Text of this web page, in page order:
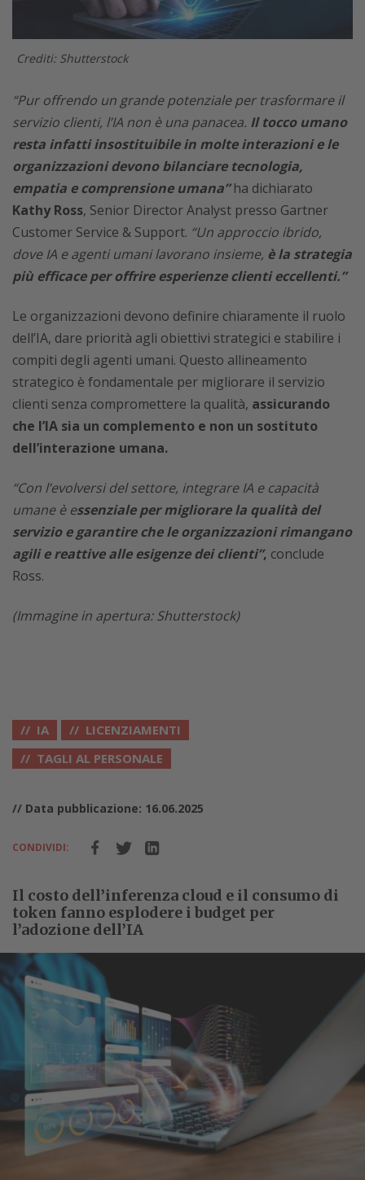
Crediti: Shutterstock
“Pur offrendo un grande potenziale per trasformare il
servizio clienti, l’IA non è una panacea. Il tocco umano
resta infatti insostituibile in molte interazioni e le
organizzazioni devono bilanciare tecnologia,
empatia e comprensione umana”ha dichiarato
Kathy Ross, Senior Director Analyst presso Gartner
Customer Service & Support. “Un approccio ibrido,
dove IA e agenti umani lavorano insieme, è la strategia
più efficace per offrire esperienze clienti eccellenti.”
Le organizzazioni devono definire chiaramente il ruolo
dell’IA, dare priorità agli obiettivi strategici e stabilire i
compiti degli agenti umani. Questo allineamento
strategico è fondamentale per migliorare il servizio
clienti senza compromettere la qualità, assicurando
che l’IA sia un complemento e non un sostituto
dell’interazione umana.
“Con l’evolversi del settore, integrare IA e capacità
umane è essenziale per migliorare la qualità del
servizio e garantire che le organizzazioni rimangano
agili e reattive alle esigenze dei clienti”, conclude
Ross.
(Immagine in apertura: Shutterstock)
IA
LICENZIAMENTI
TAGLI AL PERSONALE
// Data pubblicazione: 16.06.2025
CONDIVIDI:
Il costo dell’inferenza cloud e il consumo di
token fanno esplodere i budget per
l’adozione dell’IA